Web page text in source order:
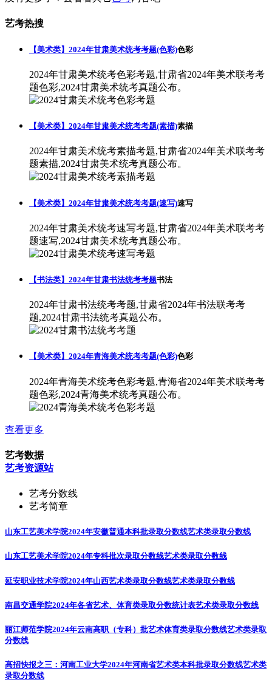
艺考热搜
【美术类】2024年甘肃美术统考考题(色彩)色彩
2024年甘肃美术统考色彩考题,甘肃省2024年美术联考考
题色彩,2024甘肃美术统考真题公布。
【美术类】2024年甘肃美术统考考题(素描)素描
2024年甘肃美术统考素描考题,甘肃省2024年美术联考考
题素描,2024甘肃美术统考真题公布。
【美术类】2024年甘肃美术统考考题(速写)速写
2024年甘肃美术统考速写考题,甘肃省2024年美术联考考
题速写,2024甘肃美术统考真题公布。
【书法类】2024年甘肃书法统考考题书法
2024年甘肃书法统考考题,甘肃省2024年书法联考考
题,2024甘肃书法统考真题公布。
【美术类】2024年青海美术统考考题(色彩)色彩
2024年青海美术统考色彩考题,青海省2024年美术联考考
题色彩,2024青海美术统考真题公布。
查看更多
艺考数据
艺考资源站
艺考分数线
艺考简章
山东工艺美术学院2024年安徽普通本科批录取分数线艺术类录取分数线
山东工艺美术学院2024年专科批次录取分数线艺术类录取分数线
延安职业技术学院2024年山西艺术类录取分数线艺术类录取分数线
南昌交通学院2024年各省艺术、体育类录取分数统计表艺术类录取分数线
丽江师范学院2024年云南高职（专科）批艺术体育类录取分数线艺术类录取
分数线
高招快报之三：河南工业大学2024年河南省艺术类本科批录取分数线艺术类
录取分数线